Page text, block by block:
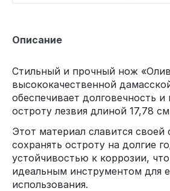
Описание
Стильный и прочный нож
высококачественной
обеспечивает долговечность
остроту лезвия длиной 17,78
Этот материал славится своей
сохранять остроту на долгие
устойчивостью к коррозии,
идеальным инструментом для
использования.